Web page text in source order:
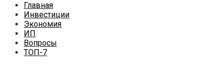
Главная
Инвестиции
Экономия
ИП
Вопросы
ТОП-7